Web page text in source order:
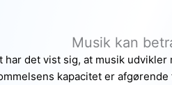
Musik kan
det vist sig, at musik udvikler
kapacitet er